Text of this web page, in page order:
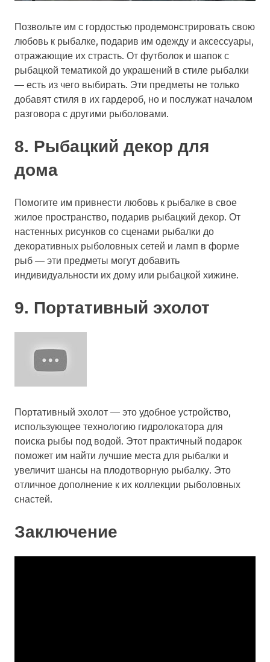
Позвольте им с гордостью продемонстрировать свою
любовь к рыбалке, подарив им одежду и аксессуары,
отражающие их страсть. От футболок и шапок с
рыбацкой тематикой до украшений в стиле рыбалки
— есть из чего выбирать. Эти предметы не только
добавят стиля в их гардероб, но и послужат началом
разговора с другими рыболовами.
8. Рыбацкий декор для
дома
Помогите им привнести любовь к рыбалке в свое
жилое пространство, подарив рыбацкий декор. От
настенных рисунков со сценами рыбалки до
декоративных рыболовных сетей и ламп в форме
рыб — эти предметы могут добавить
индивидуальности их дому или рыбацкой хижине.
9. Портативный эхолот
Портативный эхолот — это удобное устройство,
использующее технологию гидролокатора для
поиска рыбы под водой. Этот практичный подарок
поможет им найти лучшие места для рыбалки и
увеличит шансы на плодотворную рыбалку. Это
отличное дополнение к их коллекции рыболовных
снастей.
Заключение